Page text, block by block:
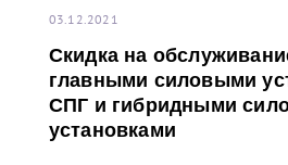
03.12.2021
Скидка на
главными силовыми
СПГ и гибридными
установками